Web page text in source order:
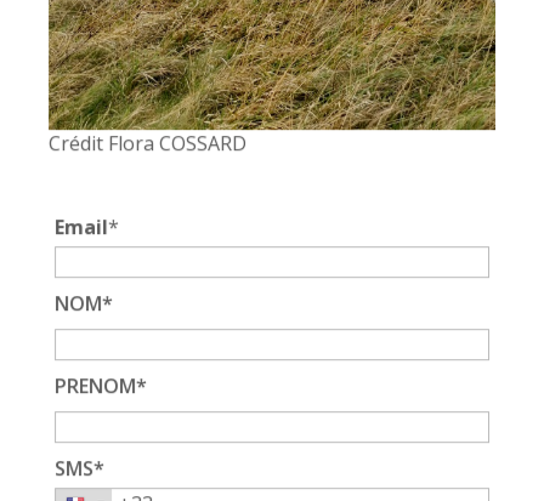
contact@lesbaguenaudiers.com
06.04.03.65.53
Crédit Flora COSSARD
Email*
NOM*
PRENOM*
SMS*